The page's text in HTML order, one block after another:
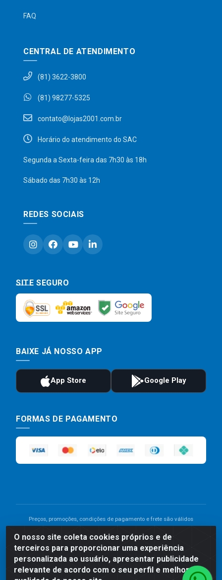
O nosso site coleta cookies próprios e de
terceiros para proporcionar uma experiência
personalizada ao usuário, apresentar publicidade
relevante de acordo com o seu perfil e melhorar a
FAQ
CENTRAL DE ATENDIMENTO
(81) 3622-3800
(81) 98277-5325
contato@lojas2001.com.br
Horário do atendimento do SAC
Segunda a Sexta-feira das 7h30 às 18h
Sábado das 7h30 às 12h
REDES SOCIAIS
SITE SEGURO
BAIXE JÁ NOSSO APP
FORMAS DE PAGAMENTO
Preços, promoções, condições de pagamento e frete são válidos
divergência de preço de um produto, será válido o preço que for
exibido no carrinho de compras do site no momento do pagamento.
As vendas estão sujeitas a análise e disponibilidade do estoque.
Imagens de produtos meramente ilustrativas.